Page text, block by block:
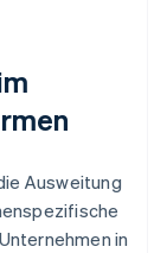
Ausweitung
in